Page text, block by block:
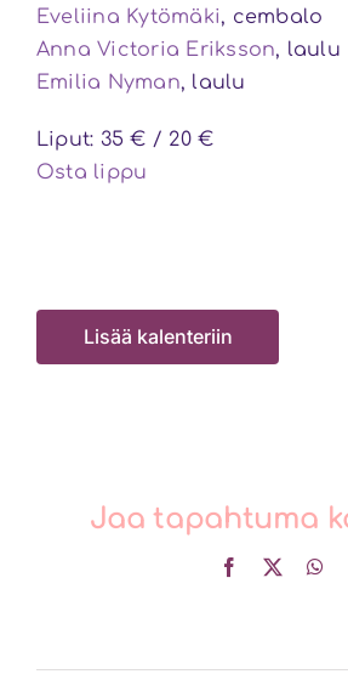
Eveliina Kytömäki, cembalo
Anna Victoria Eriksson, laulu
Emilia Nyman, laulu
Liput: 35 € / 20 €
Osta lippu
Lisää kalenteriin
Jaa tapahtuma
Facebook